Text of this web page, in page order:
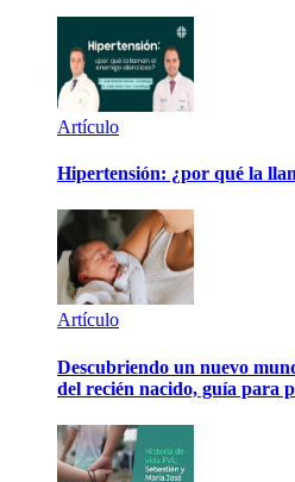
Artículo
Hipertensión: ¿por qué la
Artículo
Descubriendo un nuevo
del recién nacido, guía para